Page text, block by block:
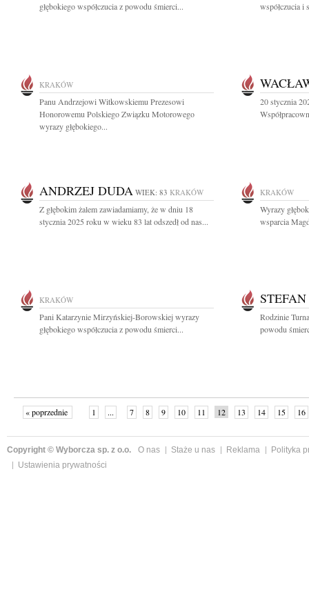
głębokiego współczucia z powodu śmierci...
współczucia i
KRAKÓW
Panu Andrzejowi Witkowskiemu Prezesowi
Honorowemu Polskiego Związku Motorowego
wyrazy głębokiego...
20 stycznia
ANDRZEJ DUDA WIEK: 83 KRAKÓW
Z głębokim żalem zawiadamiamy, że w dniu 18
stycznia 2025 roku w wieku 83 lat odszedł od nas...
KRAKÓW
Wyrazy
wsparcia
KRAKÓW
Pani Katarzynie Mirzyńskiej-Borowskiej wyrazy
głębokiego współczucia z powodu śmierci...
Rodzinie
powodu
« poprzednie 1 ... 7 8 9 10 11 12 13 14 15 16
Copyright © Wyborcza sp. z o.o. O nas Staże u nas Reklama
Polityka
Ustawienia prywatności